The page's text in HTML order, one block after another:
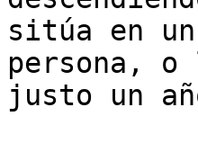
sitúa en
persona, o
justo un